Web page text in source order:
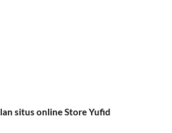
situs online Store Yufid